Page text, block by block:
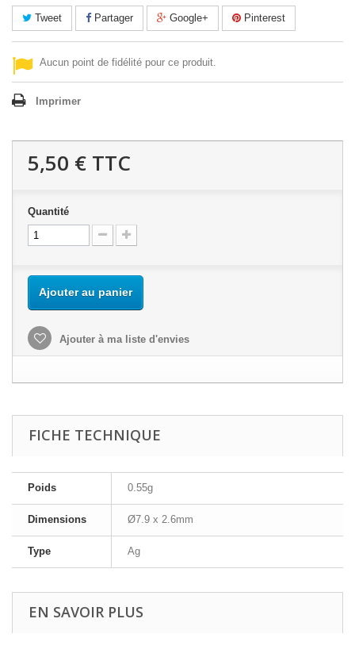
Tweet Partager Google+ Pinterest
Aucun point de fidélité pour ce produit.
Imprimer
5,50 € TTC
Quantité
Ajouter au panier
Ajouter à ma liste d'envies
FICHE TECHNIQUE
Poids 0.55g
Dimensions Ø7.9 x 2.6mm
Type Ag
EN SAVOIR PLUS